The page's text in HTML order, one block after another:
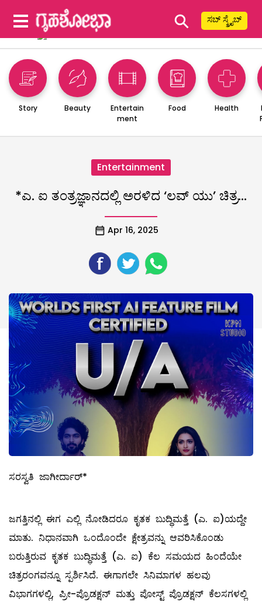
⚲ ಸಬ್ ಸ್ಕ್ರೈಬ್
Story Beauty
Entertain
ment
Food Health
Entertainment
*ಎ. ಐ ತಂತ್ರಜ್ಞಾನದಲ್ಲಿ ಅರಳಿದ ‘ಲವ್ ಯು’ ಚಿತ್ರ…
Apr 16, 2025
ಸರಸ್ವತಿ ಜಾಗೀರ್ದಾರ್*
ಜಗತ್ತಿನಲ್ಲಿ ಈಗ ಎಲ್ಲಿ ನೋಡಿದರೂ ಕೃತಕ ಬುದ್ಧಿಮತ್ತೆ (ಎ. ಐ)ಯದ್ದೇ
ಮಾತು. ನಿಧಾನವಾಗಿ ಒಂದೊಂದೇ ಕ್ಷೇತ್ರವನ್ನು ಆವರಿಸಿಕೊಂಡು
ಬರುತ್ತಿರುವ ಕೃತಕ ಬುದ್ಧಿಮತ್ತೆ (ಎ. ಐ) ಕೆಲ ಸಮಯದ ಹಿಂದೆಯೇ
ಚಿತ್ರರಂಗವನ್ನೂ ಸ್ಪರ್ಶಿಸಿದೆ. ಈಗಾಗಲೇ ಸಿನಿಮಾಗಳ ಹಲವು
ವಿಭಾಗಗಳಲ್ಲಿ, ಪ್ರೀ-ಪ್ರೊಡಕ್ಷನ್ ಮತ್ತು ಪೋಸ್ಟ್ ಪ್ರೊಡಕ್ಷನ್ ಕೆಲಸಗಳಲ್ಲಿ